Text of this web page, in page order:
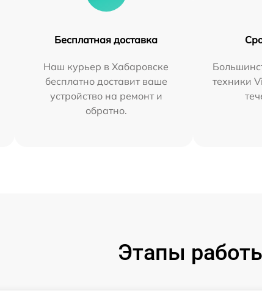
Бесплатная доставка
Наш курьер в Хабаровске
бесплатно доставит ваше
устройство на ремонт и
обратно.
техники
Этапы